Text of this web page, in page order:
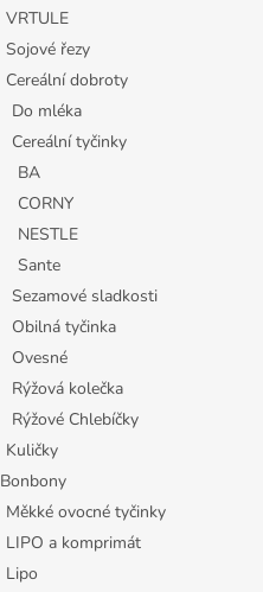
VRTULE
Sojové řezy
Cereální dobroty
Do mléka
Cereální tyčinky
BA
CORNY
NESTLE
Sante
Sezamové sladkosti
Obilná tyčinka
Ovesné
Rýžová kolečka
Rýžové Chlebíčky
Kuličky
Bonbony
Měkké ovocné tyčinky
LIPO a komprimát
Lipo